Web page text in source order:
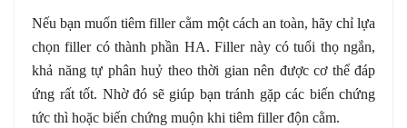
Nếu bạn muốn tiêm filler cằm một cách an toàn, hãy chỉ lựa
chọn filler có thành phần HA. Filler này có tuổi thọ ngắn,
khả năng tự phân huỷ theo thời gian nên được cơ thể đáp
ứng rất tốt. Nhờ đó sẽ giúp bạn tránh gặp các biến chứng
tức thì hoặc biến chứng muộn khi tiêm filler độn cằm.